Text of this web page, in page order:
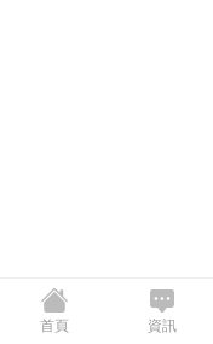
首頁 資訊